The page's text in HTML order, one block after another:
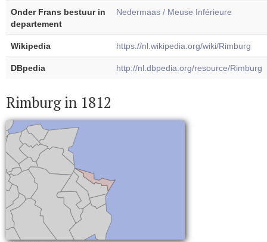
Onder Frans bestuur in
departement
Nedermaas / Meuse Inférieure
Wikipedia https://nl.wikipedia.org/wiki/Rimburg
DBpedia http://nl.dbpedia.org/resource/Rimburg
Rimburg in 1812